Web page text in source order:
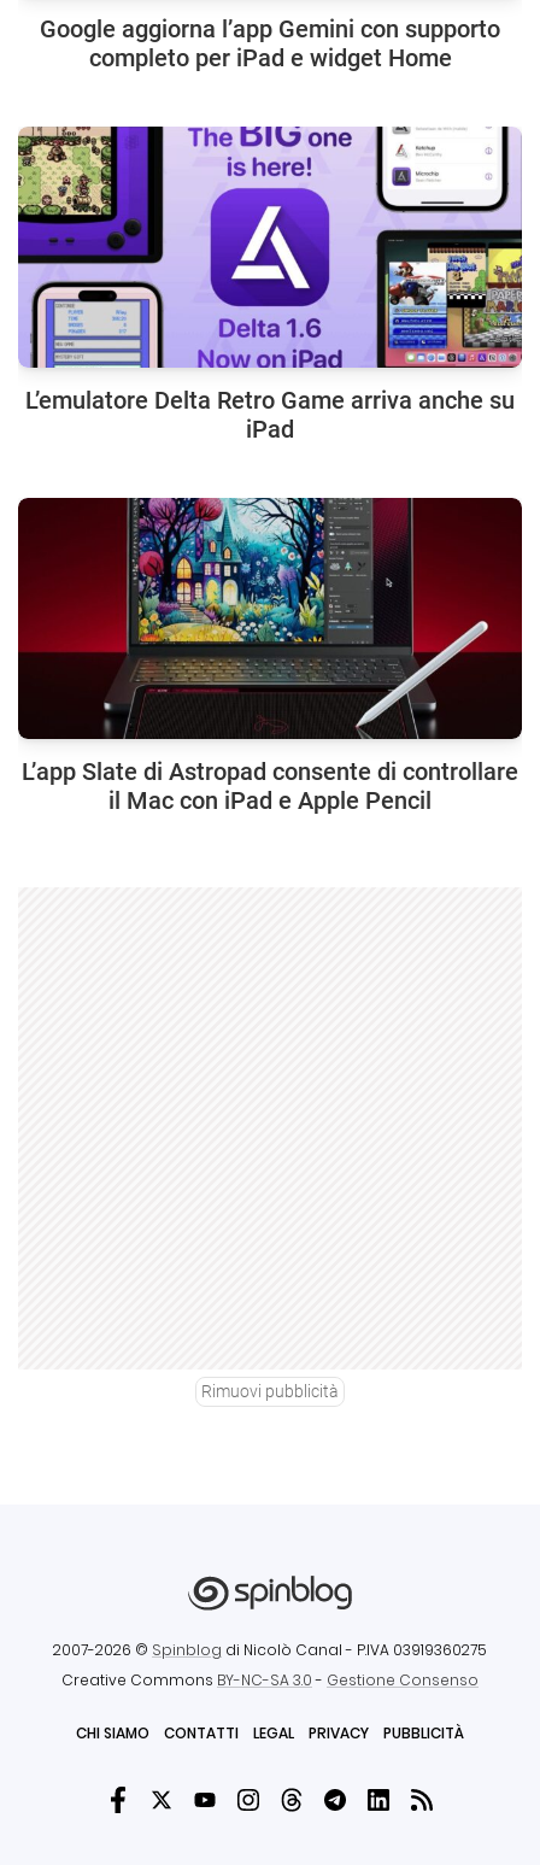
Google aggiorna l’app Gemini con supporto
completo per iPad e widget Home
L’emulatore Delta Retro Game arriva anche su
iPad
L’app Slate di Astropad consente di controllare
il Mac con iPad e Apple Pencil
Rimuovi pubblicità
2007-2026 © Spinblog di Nicolò Canal - P.IVA 03919360275
Creative Commons BY-NC-SA 3.0- Gestione Consenso
CHI SIAMO CONTATTI LEGAL PRIVACY PUBBLICITÀ